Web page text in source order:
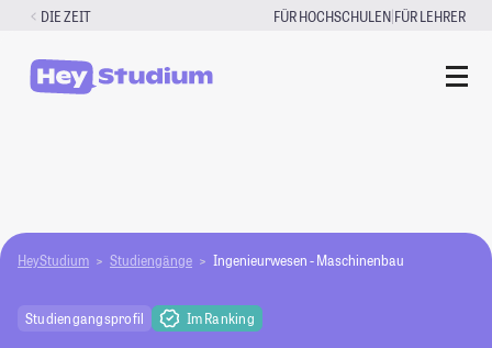
Zum
springen
DIE ZEIT FÜR HOCHSCHULEN|FÜR LEHRER
HeyStudium Studiengänge Ingenieurwesen - Maschinenbau
Studiengangsprofil Im Ranking